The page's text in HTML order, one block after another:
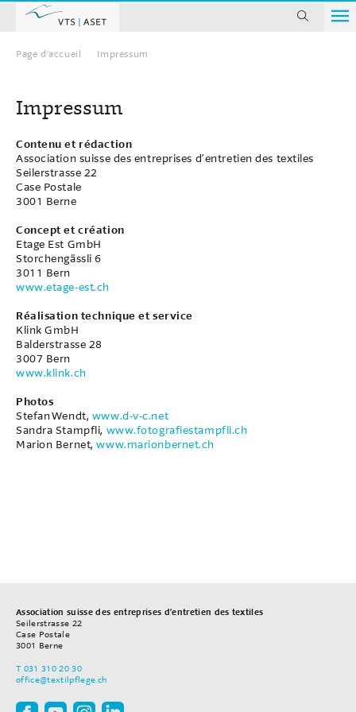
Page d’accueil
Page d’accueil Impressum
Impressum
Contenu et rédaction
Association suisse des entreprises d’entretien des textiles
Seilerstrasse 22
Case Postale
3001 Berne
Concept et création
Etage Est GmbH
Storchengässli 6
3011 Bern
www.etage-est.ch
Réalisation technique et service
Klink GmbH
Balderstrasse 28
3007 Bern
www.klink.ch
Photos
Stefan Wendt, www.d-v-c.net
Sandra Stampfli, www.fotografiestampfli.ch
Marion Bernet,www.marionbernet.ch
Association suisse des entreprises d’entretien des textiles
Seilerstrasse 22
Case Postale
3001 Berne
T 031 310 20 30
office@textilpflege.ch